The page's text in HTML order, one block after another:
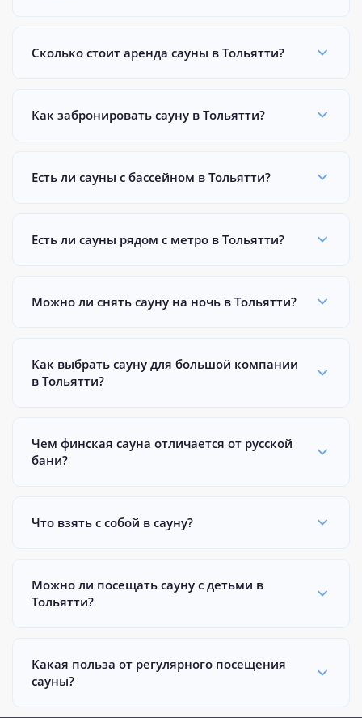
Сколько стоит аренда сауны в Тольятти?
Как забронировать сауну в Тольятти?
Есть ли сауны с бассейном в Тольятти?
Есть ли сауны рядом с метро в Тольятти?
Можно ли снять сауну на ночь в Тольятти?
Как выбрать сауну для большой компании
в Тольятти?
Чем финская сауна отличается от русской
бани?
Что взять с собой в сауну?
Можно ли посещать сауну с детьми в
Тольятти?
Какая польза от регулярного посещения
сауны?